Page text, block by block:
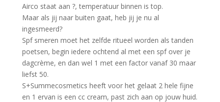
Airco staat aan ?, temperatuur binnen is top.
Maar als jij naar buiten gaat, heb jij je nu al
ingesmeerd?
Spf smeren moet het zelfde ritueel worden als tanden
poetsen, begin iedere ochtend al met een spf over je
dagcrème, en dan wel 1 met een factor vanaf 30 maar
liefst 50.
S+Summecosmetics heeft voor het gelaat 2 hele fijne
en 1 ervan is een cc cream, past zich aan op jouw huid.